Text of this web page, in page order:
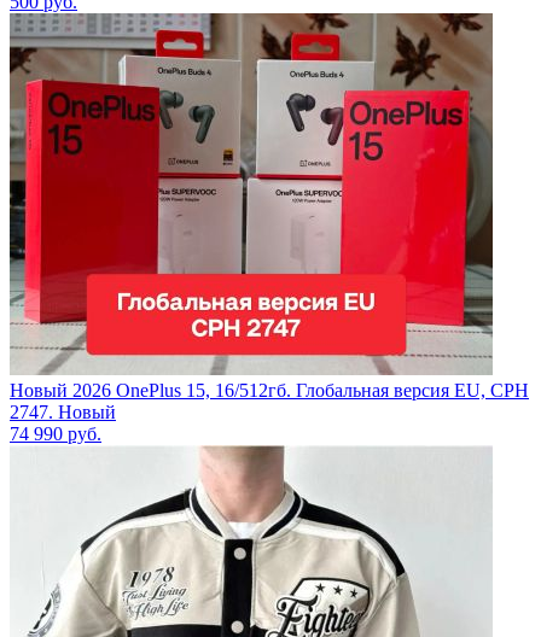
Новый 2026 OnePlus 15, 16/512гб. Глобальная версия EU, CPH
2747. Новый
74 990 руб.